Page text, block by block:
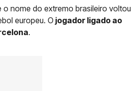
nome do extremo brasileiro voltou
europeu. O jogador ligado ao
.